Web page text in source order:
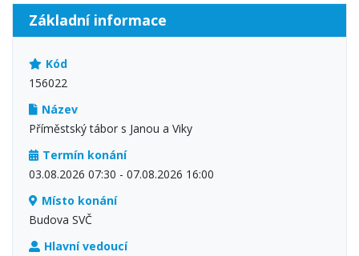
Základní informace
Kód
156022
Název
Příměstský tábor s Janou a Viky
Termín konání
03.08.2026 07:30 - 07.08.2026 16:00
Místo konání
Budova SVČ
Hlavní vedoucí